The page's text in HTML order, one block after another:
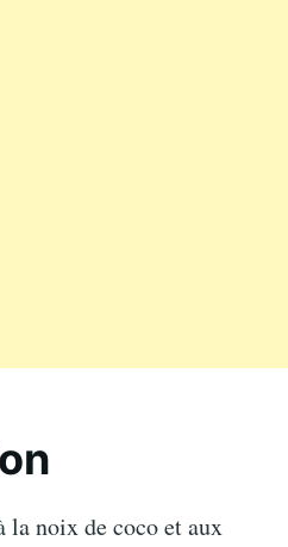
la noix de coco et aux